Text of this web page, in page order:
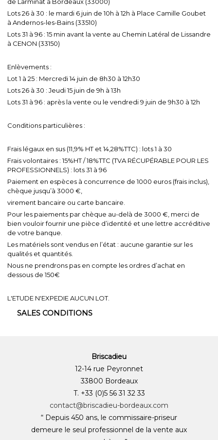
Lots 26 à 30 : le mardi 6 juin de 10h à 12h à Place Camille Goubet
à Andernos-les-Bains (33510)
Lots 31 à 96 : 15 min avant la vente au Chemin Latéral de Lissandre
à CENON (33150)
Enlèvements :
Lot 1 à 25 : Mercredi 14 juin de 8h30 à 12h30
Lots 26 à 30 : Jeudi 15 juin de 9h à 13h
Lots 31 à 96 : après la vente ou le vendredi 9 juin de 9h30 à 12h
Conditions particulières :
Frais légaux en sus (11,9% HT et 14,28%TTC) : lots 1 à 30
Frais volontaires : 15%HT / 18%TTC (TVA RÉCUPÉRABLE POUR LES
PROFESSIONNELS) : lots 31 à 96
Paiement en espèces à concurrence de 1000 euros (frais inclus),
chèque jusqu’à 3000 €,
virement bancaire ou carte bancaire.
Pour les paiements par chèque au-delà de 3000 €, merci de
bien vouloir fournir une pièce d’identité et une lettre accréditive
de votre banque.
Les matériels sont vendus en l’état : aucune garantie sur les
qualités et quantités.
Nous ne prendrons pas en compte les ordres d’achat en
dessous de 150€
L'ETUDE N'EXPEDIE AUCUN LOT.
SALES CONDITIONS
Briscadieu
12-14 rue Peyronnet
33800 Bordeaux
T. +33 (0)5 56 31 32 33
contact@briscadieu-bordeaux.com
“ Depuis 450 ans, le commissaire-priseur
demeure le seul professionnel de la vente aux